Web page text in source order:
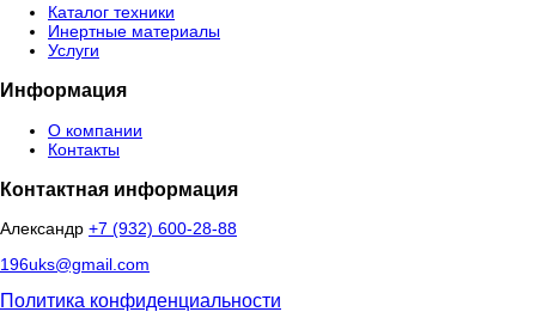
Каталог техники
Инертные материалы
Услуги
Информация
О компании
Контакты
Контактная информация
Александр +7 (932) 600-28-88
196uks@gmail.com
Политика конфиденциальности